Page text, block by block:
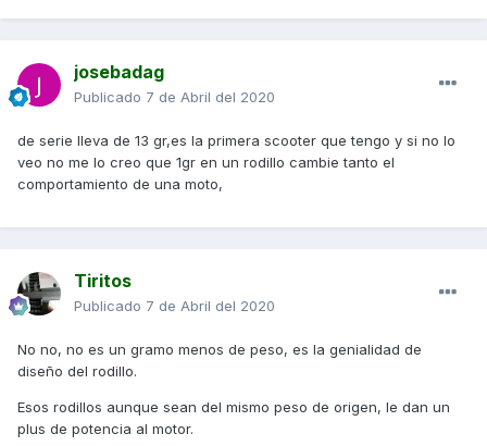
josebadag
Publicado 7 de Abril del 2020
de serie lleva de 13 gr,es la primera scooter que tengo y si no lo
veo no me lo creo que 1gr en un rodillo cambie tanto el
comportamiento de una moto,
Tiritos
Publicado 7 de Abril del 2020
No no, no es un gramo menos de peso, es la genialidad de
diseño del rodillo.
Esos rodillos aunque sean del mismo peso de origen, le dan un
plus de potencia al motor.